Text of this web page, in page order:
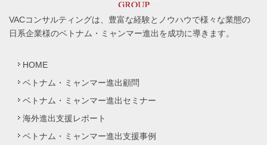
VACコンサルティングは、豊富な経験とノウハウで様々な業態の
日系企業様のベトナム・ミャンマー進出を成功に導きます。
HOME
ベトナム・ミャンマー進出顧問
ベトナム・ミャンマー進出セミナー
海外進出支援レポート
ベトナム・ミャンマー進出支援事例